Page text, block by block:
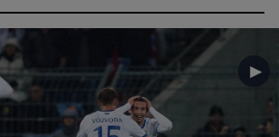
►